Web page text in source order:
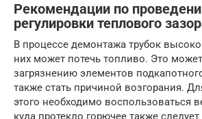
Рекомендации по
регулировки теплового
В процессе демонтажа трубок
них может потечь топливо. Это
загрязнению элементов
также стать причиной возгорания.
этого необходимо воспользоваться
куда протекло горючее также следует